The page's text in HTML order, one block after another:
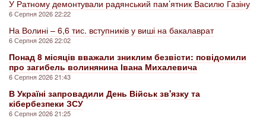
У Ратному демонтували радянський пам’ятник Василю Газіну
6 Серпня 2026 22:22
На Волині – 6,6 тис. вступників у виші на бакалаврат
6 Серпня 2026 22:02
Понад 8 місяців вважали зниклим безвісти: повідомили
про загибель волинянина Івана Михалевича
6 Серпня 2026 21:43
В Україні запровадили День Військ зв'язку та
кібербезпеки ЗСУ
6 Серпня 2026 21:25